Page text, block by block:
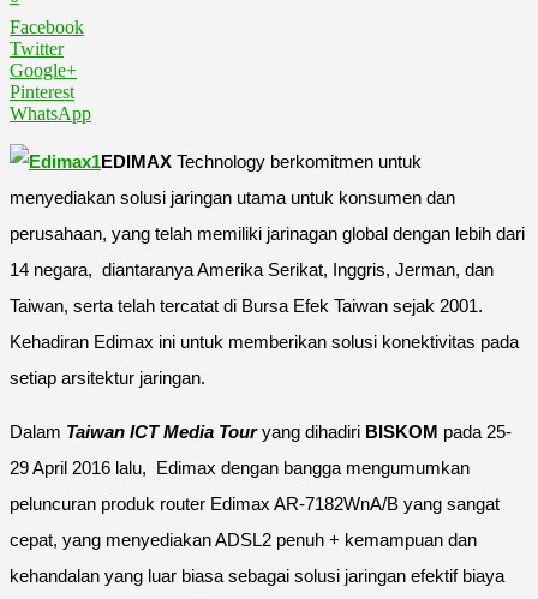
Facebook
Twitter
Google+
Pinterest
WhatsApp
EDIMAX Technology berkomitmen untuk
menyediakan solusi jaringan utama untuk konsumen dan
perusahaan, yang telah memiliki jarinagan global dengan lebih dari
14 negara, diantaranya Amerika Serikat, Inggris, Jerman, dan
Taiwan, serta telah tercatat di Bursa Efek Taiwan sejak 2001.
Kehadiran Edimax ini untuk memberikan solusi konektivitas pada
setiap arsitektur jaringan.
Dalam Taiwan ICT Media Touryang dihadiri BISKOM pada 25-
29 April 2016 lalu, Edimax dengan bangga mengumumkan
peluncuran produk router Edimax AR-7182WnA/B yang sangat
cepat, yang menyediakan ADSL2 penuh + kemampuan dan
kehandalan yang luar biasa sebagai solusi jaringan efektif biaya